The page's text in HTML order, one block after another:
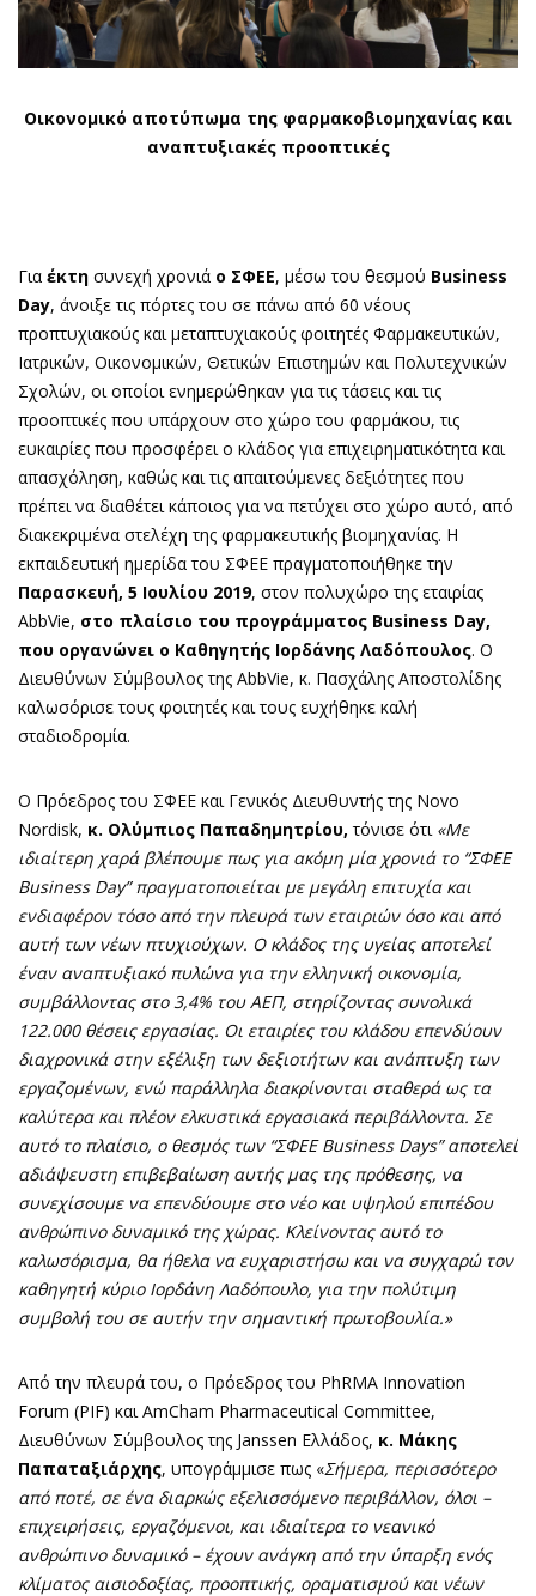
Oικονομικό αποτύπωμα της φαρμακοβιομηχανίας και
αναπτυξιακές προοπτικές
Για έκτη συνεχή χρονιά ο ΣΦΕΕ, μέσω του θεσμού Business
Day, άνοιξε τις πόρτες του σε πάνω από 60 νέους
προπτυχιακούς και μεταπτυχιακούς φοιτητές Φαρμακευτικών,
Ιατρικών, Οικονομικών, Θετικών Επιστημών και Πολυτεχνικών
Σχολών, οι οποίοι ενημερώθηκαν για τις τάσεις και τις
προοπτικές που υπάρχουν στο χώρο του φαρμάκου, τις
ευκαιρίες που προσφέρει ο κλάδος για επιχειρηματικότητα και
απασχόληση, καθώς και τις απαιτούμενες δεξιότητες που
πρέπει να διαθέτει κάποιος για να πετύχει στο χώρο αυτό, από
διακεκριμένα στελέχη της φαρμακευτικής βιομηχανίας. Η
εκπαιδευτική ημερίδα του ΣΦΕΕ πραγματοποιήθηκε την
Παρασκευή, 5 Ιουλίου 2019, στον πολυχώρο της εταιρίας
AbbVie, στο πλαίσιο του προγράμματος Business Day,
που οργανώνει ο Καθηγητής Ιορδάνης Λαδόπουλος. Ο
Διευθύνων Σύμβουλος της AbbVie, κ. Πασχάλης Αποστολίδης
καλωσόρισε τους φοιτητές και τους ευχήθηκε καλή
σταδιοδρομία.
Ο Πρόεδρος του ΣΦΕΕ και Γενικός Διευθυντής της Novo
Nordisk, κ. Ολύμπιος Παπαδημητρίου,τόνισε ότι «Με
ιδιαίτερη χαρά βλέπουμε πως για ακόμη μία χρονιά το “ΣΦΕΕ
Business Day” πραγματοποιείται με μεγάλη επιτυχία και
ενδιαφέρον τόσο από την πλευρά των εταιριών όσο και από
αυτή των νέων πτυχιούχων. Ο κλάδος της υγείας αποτελεί
έναν αναπτυξιακό πυλώνα για την ελληνική οικονομία,
συμβάλλοντας στο 3,4% του ΑΕΠ, στηρίζοντας συνολικά
122.000 θέσεις εργασίας. Οι εταιρίες του κλάδου επενδύουν
διαχρονικά στην εξέλιξη των δεξιοτήτων και ανάπτυξη των
εργαζομένων, ενώ παράλληλα διακρίνονται σταθερά ως τα
καλύτερα και πλέον ελκυστικά εργασιακά περιβάλλοντα. Σε
αυτό το πλαίσιο, ο θεσμός των “ΣΦΕΕ Business Days” αποτελεί
αδιάψευστη επιβεβαίωση αυτής μας της πρόθεσης, να
συνεχίσουμε να επενδύουμε στο νέο και υψηλού επιπέδου
ανθρώπινο δυναμικό της χώρας. Κλείνοντας αυτό το
καλωσόρισμα, θα ήθελα να ευχαριστήσω και να συγχαρώ τον
καθηγητή κύριο Ιορδάνη Λαδόπουλο, για την πολύτιμη
συμβολή του σε αυτήν την σημαντική πρωτοβουλία.»
Από την πλευρά του, ο Πρόεδρος του PhRMA Innovation
Forum (PIF) και AmCham Pharmaceutical Committee,
Διευθύνων Σύμβουλος της Janssen Ελλάδος, κ. Μάκης
Παπαταξιάρχης, υπογράμμισε πως «Σήμερα, περισσότερο
από ποτέ, σε ένα διαρκώς εξελισσόμενο περιβάλλον, όλοι –
επιχειρήσεις, εργαζόμενοι, και ιδιαίτερα το νεανικό
ανθρώπινο δυναμικό – έχουν ανάγκη από την ύπαρξη ενός
κλίματος αισιοδοξίας, προοπτικής, οραματισμού και νέων